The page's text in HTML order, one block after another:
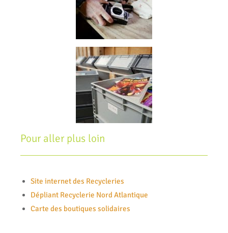
Pour aller plus loin
Site internet des Recycleries
Dépliant Recyclerie Nord Atlantique
Carte des boutiques solidaires